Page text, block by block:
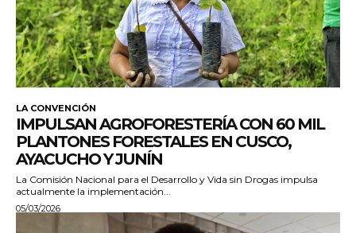
LA CONVENCIÓN
IMPULSAN AGROFORESTERÍA CON 60 MIL
PLANTONES FORESTALES EN CUSCO,
AYACUCHO Y JUNÍN
La Comisión Nacional para el Desarrollo y Vida sin Drogas impulsa
actualmente la implementación...
05/03/2026